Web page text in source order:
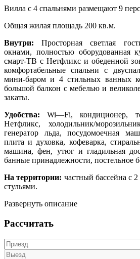
Вилла с 4 спальнями размещают 9
Общая жилая площадь 200 кв.м.
Внутри: Просторная светлая
окнами, полностью оборудованная
смарт-ТВ с Нетфликс и обеденной
комфортабельные спальни с
мини-баром и 4 стильных ванных
большой балкон с мебелью и
закаты.
Удобства:
Wi—Fi, кондиционер,
Нетфликс, холодильник/
генератор льда, посудомоечная
плита и духовка, кофеварка,
машина, фен, утюг и гладильная
банные принадлежности, постельное
На территории: частный бассейна с
стульями.
Развернуть описание
Рассчитать